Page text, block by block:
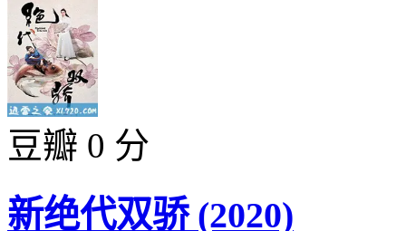
豆瓣 0 分
新绝代双骄 (2020)